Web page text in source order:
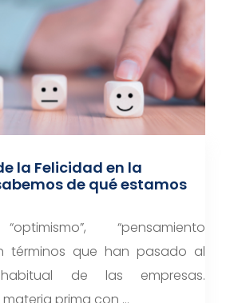
la Felicidad en la
de qué estamos
“pensamiento
términos que han pasado al
de las empresas.